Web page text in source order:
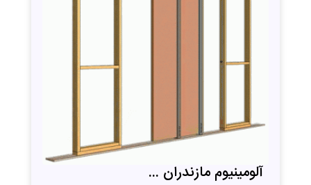
آلومینیوم مازندران ...